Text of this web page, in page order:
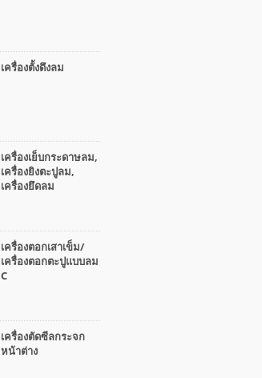
เครื่องตั้งดึงลม
เครื่องเย็บกระดาษลม,
เครื่องยิงตะปูลม,
เครื่องยึดลม
เครื่องตอกเสาเข็ม/
เครื่องตอกตะปูแบบลม
C
เครื่องตัดซีลกระจก
หน้าต่าง